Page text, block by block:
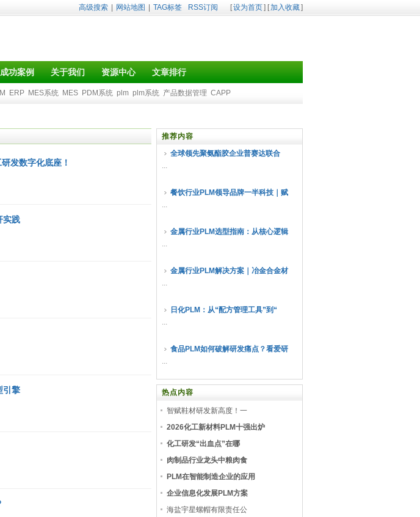
高级搜索 网站地图 TAG标签 RSS订阅 [设为首页] [加入收藏]
功案例 关于我们 资源中心 文章排行
ERP MES系统 MES PDM系统 plm plm系统 产品数据管理 CAPP
发数字化底座！
实践
引擎
推荐内容
全球领先聚氨酯胶企业普赛达联合
...
餐饮行业PLM领导品牌一半科技｜赋
...
金属行业PLM选型指南：从核心逻辑
...
金属行业PLM解决方案｜冶金合金材
...
日化PLM：从“配方管理工具”到“
...
食品PLM如何破解研发痛点？看爱研
...
热点内容
智赋鞋材研发新高度！一
2026化工新材料PLM十强出炉
化工研发“出血点”在哪
肉制品行业龙头中粮肉食
PLM在智能制造企业的应用
企业信息化发展PLM方案
海盐宇星螺帽有限责任公